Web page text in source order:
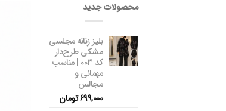
محصولات جدید
بلیز زنانه مجلسی
مشکی طرح‌دار
کد 003 | مناسب
مهمانی و
مجالس
699,000تومان